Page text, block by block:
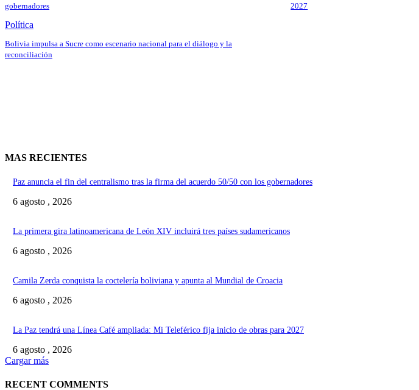
gobernadores
2027
Política
Bolivia impulsa a Sucre como escenario nacional para el diálogo y la
reconciliación
MAS RECIENTES
Paz anuncia el fin del centralismo tras la firma del acuerdo 50/50 con los gobernadores
6 agosto , 2026
La primera gira latinoamericana de León XIV incluirá tres países sudamericanos
6 agosto , 2026
Camila Zerda conquista la coctelería boliviana y apunta al Mundial de Croacia
6 agosto , 2026
La Paz tendrá una Línea Café ampliada: Mi Teleférico fija inicio de obras para 2027
6 agosto , 2026
Cargar más
RECENT COMMENTS